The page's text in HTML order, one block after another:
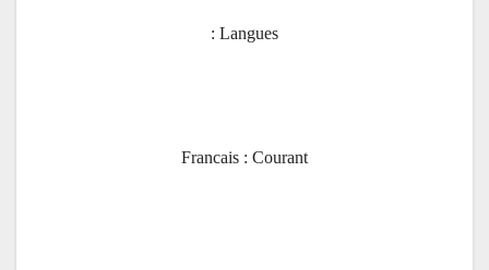
Langues :
Francais : Courant